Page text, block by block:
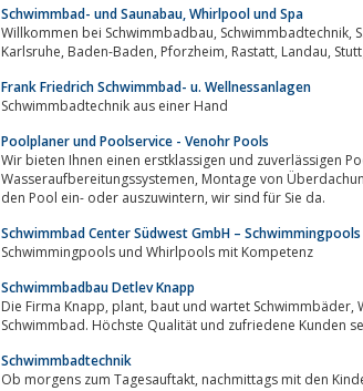
Schwimmbad- und Saunabau, Whirlpool und Spa
Willkommen bei Schwimmbadbau, Schwimmbadtechnik, Saunabau, Whirlpool und Spa. Beratung, Planung und Service. Für
Frank Friedrich Schwimmbad- u. Wellnessanlagen
Schwimmbadtechnik aus einer Hand
Poolplaner und Poolservice - Venohr Pools
Wir bieten Ihnen einen erstklassigen und zuverlässigen Poolservice an. Egal
Wasseraufbereitungssystemen, Montage von Überdachungen und Abdeckungen, Reparaturen oder wenn es darum geht,
den Pool ein- oder auszuwintern, wir sind für Sie da.
Schwimmbad Center Südwest GmbH –
Schwimmingpools und Whirlpools mit Kompetenz
Schwimmbadbau Detlev Knapp
Die Firma Knapp, plant, baut und wartet Schwimmbäder, Whirlpools und Saunen. Erfüllen Sie sich den Traum vom eigenen
Schwimmbad. Höchste Qualität und zufriedene Kunden
Schwimmbadtechnik
Ob morgens zum Tagesauftakt, nachmittags mit den Kindern oder abends zum gemütlichen Abschluß des Tages - ein Pool zu